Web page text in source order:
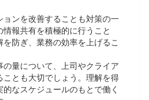
ョンを改善することも対策の一
報共有を積極的に行うこと
防ぎ、業務の効率を上げるこ
量について、上司やクライア
ことも大切でしょう。理解を得
なスケジュールのもとで働く